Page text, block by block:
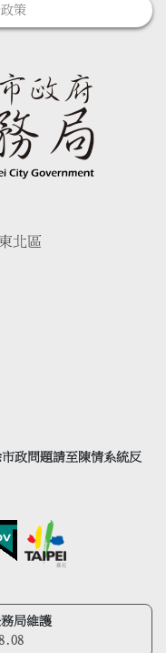
策
北區
政問題請至陳情系統反
局維護